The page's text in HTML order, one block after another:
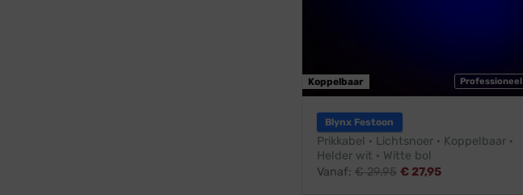
Professioneel
Koppelbaar
Blynx Festoon
Prikkabel · Lichtsnoer · Koppelbaar ·
Helder wit · Witte bol
Vanaf: €29,95 €27,95